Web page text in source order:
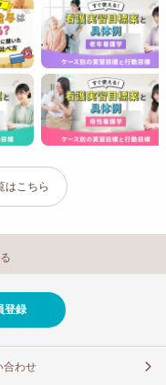
はこちら
登録
合わせ